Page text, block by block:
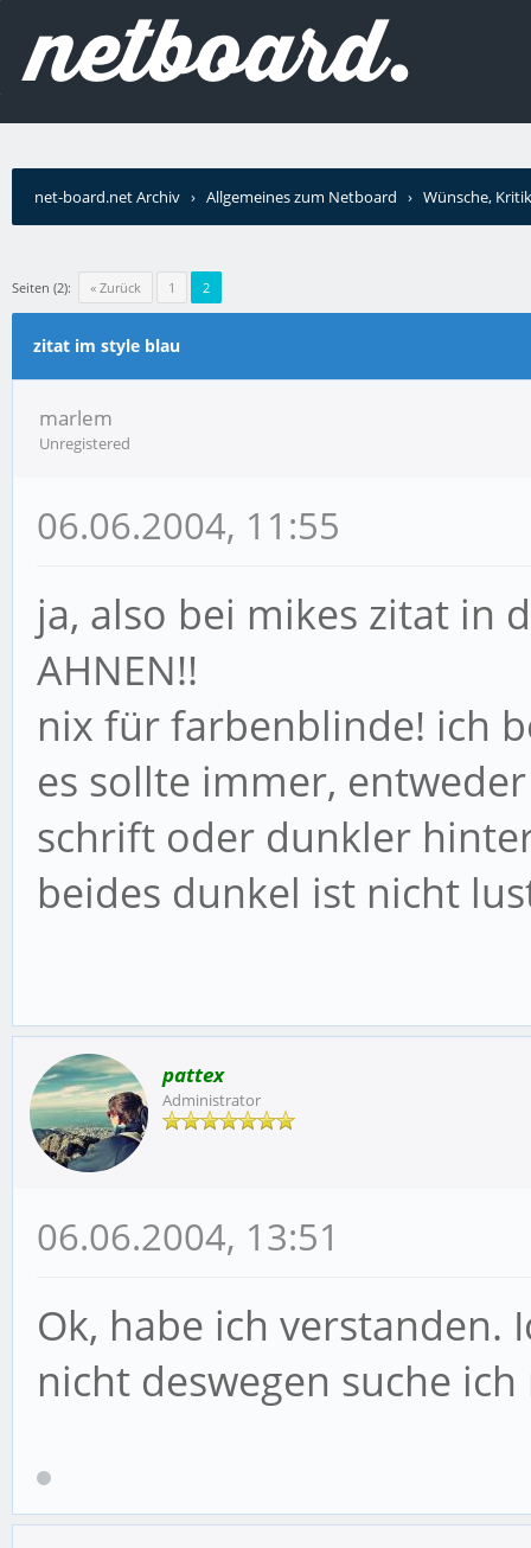
net-board.net Archiv › Allgemeines zum Netboard › Wünsche,
Seiten (2): « Zurück 1 2
zitat im style blau
marlem
Unregistered
06.06.2004, 11:55
ja, also bei mikes zitat in
AHNEN!!
nix für farbenblinde! ich
es sollte immer,
schrift oder dunkler
beides dunkel ist nicht
pattex
Administrator
06.06.2004, 13:51
Ok, habe ich verstanden.
nicht deswegen suche